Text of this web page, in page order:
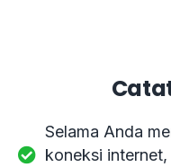
Selama Anda
koneksi